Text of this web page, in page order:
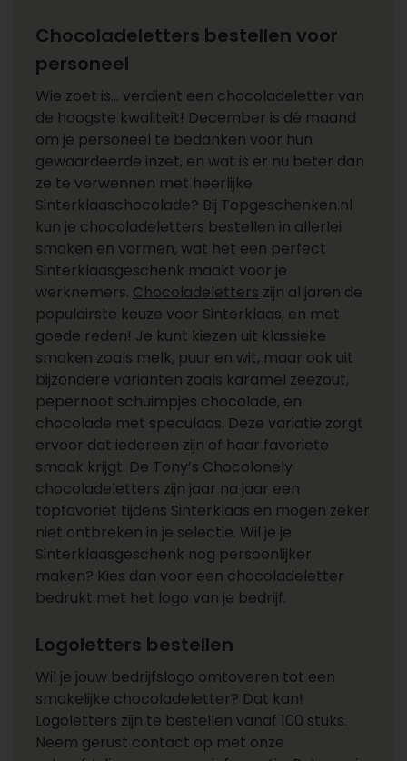
Chocoladeletters bestellen voor
personeel
Wie zoet is… verdient een chocoladeletter van
de hoogste kwaliteit! December is dé maand
om je personeel te bedanken voor hun
gewaardeerde inzet, en wat is er nu beter dan
ze te verwennen met heerlijke
Sinterklaaschocolade? Bij Topgeschenken.nl
kun je chocoladeletters bestellen in allerlei
smaken en vormen, wat het een perfect
Sinterklaasgeschenk maakt voor je
werknemers. Chocoladeletters zijn al jaren de
populairste keuze voor Sinterklaas, en met
goede reden! Je kunt kiezen uit klassieke
smaken zoals melk, puur en wit, maar ook uit
bijzondere varianten zoals karamel zeezout,
pepernoot schuimpjes chocolade, en
chocolade met speculaas. Deze variatie zorgt
ervoor dat iedereen zijn of haar favoriete
smaak krijgt. De Tony’s Chocolonely
chocoladeletters zijn jaar na jaar een
topfavoriet tijdens Sinterklaas en mogen zeker
niet ontbreken in je selectie. Wil je je
Sinterklaasgeschenk nog persoonlijker
maken? Kies dan voor een chocoladeletter
bedrukt met het logo van je bedrijf.
Logoletters bestellen
Wil je jouw bedrijfslogo omtoveren tot een
smakelijke chocoladeletter? Dat kan!
Logoletters zijn te bestellen vanaf 100 stuks.
Neem gerust contact op met onze